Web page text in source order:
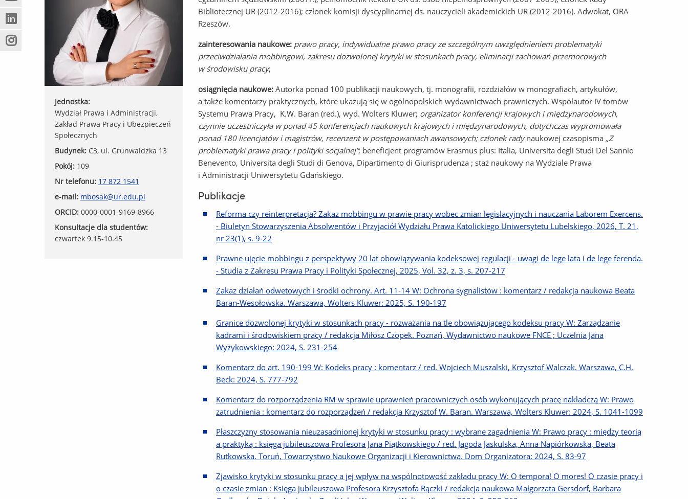
innej
strony)
okno)
do
innej
strony)
(Nowe
okno)
(Link
do
innej
(Nowe
(Link
Jednostka:
Wydział Prawa i Administracji,
Zakład Prawa Pracy i Ubezpieczeń
Społecznych
Budynek: C3, ul. Grunwaldzka 13
Pokój: 109
Nr telefonu: 17 872 1541
e-mail: mbosak@ur.edu.pl
ORCID: 0000-0001-9169-8966
Konsultacje dla studentów:
czwartek 9.15-10.45
Bibliotecznej UR (2012-2016); członek komisji dyscyplinarnej ds. nauczycieli akademickich UR (2012-2016). Adwokat, ORA
Rzeszów.
zainteresowania naukowe: prawo pracy, indywidualne prawo pracy ze szczególnym uwzględnieniem problematyki
przeciwdziałania mobbingowi, zakresu dozwolonej krytyki w stosunkach pracy, eliminacji zachowań przemocowych
w środowisku pracy;
osiągnięcia naukowe: Autorka ponad 100 publikacji naukowych, tj. monografii, rozdziałów w monografiach, artykułów,
a także komentarzy praktycznych, które ukazują się w ogólnopolskich wydawnictwach prawniczych. Współautor IV tomów
Systemu Prawa Pracy, K.W. Baran (red.), wyd. Wolters Kluwer; organizator konferencji krajowych i międzynarodowych,
czynnie uczestniczyła w ponad 45 konferencjach naukowych krajowych i międzynarodowych, dotychczas wypromowała
ponad 180 licencjatów i magistrów, recenzent w postępowaniach awansowych; członek radynaukowej czasopisma „Z
problematyki prawa pracy i polityki socjalnej”; beneficjent programów Erasmus plus: Italia, Universita degli Studi Del Sannio
Benevento, Universita degli Studi di Genova, Dipartimento di Giurisprudenza ; staż naukowy na Wydziale Prawa
i Administracji Uniwersytetu Gdańskiego.
Publikacje
Reforma czy reinterpretacja? Zakaz mobbingu w prawie pracy wobec zmian legislacyjnych i nauczania Laborem Exercens.
- Biuletyn Stowarzyszenia Absolwentów i Przyjaciół Wydziału Prawa Katolickiego Uniwersytetu Lubelskiego, 2026, T. 21,
nr 23(1), s. 9-22
Prawne ujęcie mobbingu z perspektywy 20 lat obowiązywania kodeksowej regulacji - uwagi de lege lata i de lege ferenda.
- Studia z Zakresu Prawa Pracy i Polityki Społecznej, 2025, Vol. 32, z. 3, s. 207-217
Zakaz działań odwetowych i środki ochrony. Art. 11-14 W: Ochrona sygnalistów : komentarz / redakcja naukowa Beata
Baran-Wesołowska. Warszawa, Wolters Kluwer: 2025, S. 190-197
Granice dozwolonej krytyki w stosunkach pracy - rozważania na tle obowiązującego kodeksu pracy W: Zarządzanie
kadrami i środowiskiem pracy / redakcja Miłosz Czopek. Poznań, Wydawnictwo naukowe FNCE ; Uczelnia Jana
Wyżykowskiego: 2024, S. 231-254
Komentarz do art. 190-199 W: Kodeks pracy : komentarz / red. Wojciech Muszalski, Krzysztof Walczak. Warszawa, C.H.
Beck: 2024, S. 777-792
Komentarz do rozporządzenia RM w sprawie uprawnień pracowniczych osób wykonujących pracę nakładczą W: Prawo
zatrudnienia : komentarz do rozporządzeń / redakcja Krzysztof W. Baran. Warszawa, Wolters Kluwer: 2024, S. 1041-1099
Płaszczyzny stosowania nieuzasadnionej krytyki w stosunku pracy : wybrane zagadnienia W: Prawo pracy : między teorią
a praktyką : księga jubileuszowa Profesora Jana Piątkowskiego / red. Jagoda Jaskulska, Anna Napiórkowska, Beata
Rutkowska. Toruń, Towarzystwo Naukowe Organizacji i Kierownictwa. Dom Organizatora: 2024, S. 83-97
Zjawisko krytyki w stosunku pracy a jej wpływ na wspólnotowość zakładu pracy W: O tempora! O mores! O czasie pracy i
o czasie zmian : Księga jubileuszowa Profesora Krzysztofa Rączki / redakcja naukowa Małgorzata Gersdorf, Barbara